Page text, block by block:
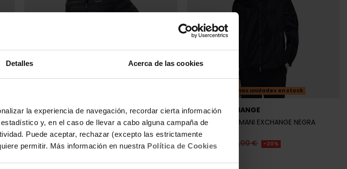
Detalles Acerca de las cookies
la experiencia de navegación, recordar cierta información
y, en el caso de llevar a cabo alguna campaña de
Puede aceptar, rechazar (excepto las estrictamente
permitir. Más información en nuestra Política de Cookies
ARMANI EXCHANGE
CHAQUETA ARMANI EXCHANGE NEGRA
HOMBRE
185,00 €
Últimas unidades en stock
ARMANI EXCHANGE
CHAQUETA ARMANI EXCHANGE NEGRA
HOMBRE
148,00 €
185,00 € -20%